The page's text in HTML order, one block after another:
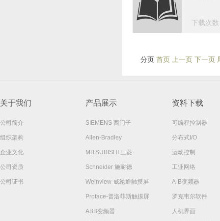
下载次
分页 首页 上一页 下一页
关于我们
公司简介
组织架构
企业文化
公司资质
公司证书
产品展示
SIEMENS 西门子
Allen-Bradley
MITSUBISHI 三菱
Schneider 施耐德
Weinview-威纶通触摸屏
Proface-普洛菲斯触摸屏
ABB变频器
资料下载
可编程控制器
分布式I/O
运动控制
工业网络
A-B变频器
罗克韦尔软件
人机界面